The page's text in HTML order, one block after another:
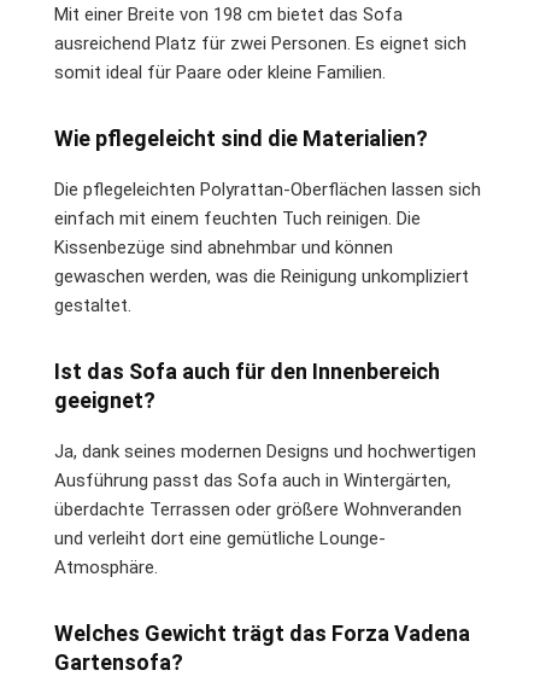
Mit einer Breite von 198 cm bietet das Sofa
ausreichend Platz für zwei Personen. Es eignet sich
somit ideal für Paare oder kleine Familien.
Wie pflegeleicht sind die Materialien?
Die pflegeleichten Polyrattan-Oberflächen lassen sich
einfach mit einem feuchten Tuch reinigen. Die
Kissenbezüge sind abnehmbar und können
gewaschen werden, was die Reinigung unkompliziert
gestaltet.
Ist das Sofa auch für den Innenbereich
geeignet?
Ja, dank seines modernen Designs und hochwertigen
Ausführung passt das Sofa auch in Wintergärten,
überdachte Terrassen oder größere Wohnveranden
und verleiht dort eine gemütliche Lounge-
Atmosphäre.
Welches Gewicht trägt das Forza Vadena
Gartensofa?